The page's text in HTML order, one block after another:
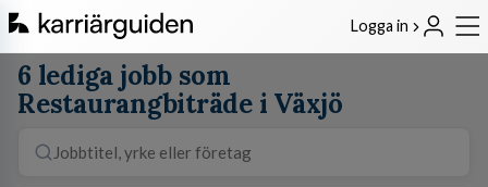
Logga in
6 lediga jobb som
Restaurangbiträde i Växjö